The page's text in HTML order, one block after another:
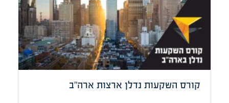
קורס השקעות נדלן ארצות ארה”ב